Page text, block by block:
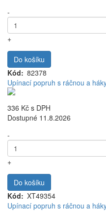
-
+
Do košíku
Kód
82378
Upínací popruh s ráčnou a
336 Kč s DPH
Dostupné 11.8.2026
-
+
Do košíku
Kód
XT49354
Upínací popruh s ráčnou a